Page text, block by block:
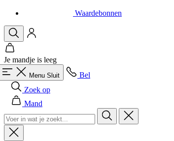
Je mandje is leeg
Menu
Mand
Heren
Alles in categorie Heren